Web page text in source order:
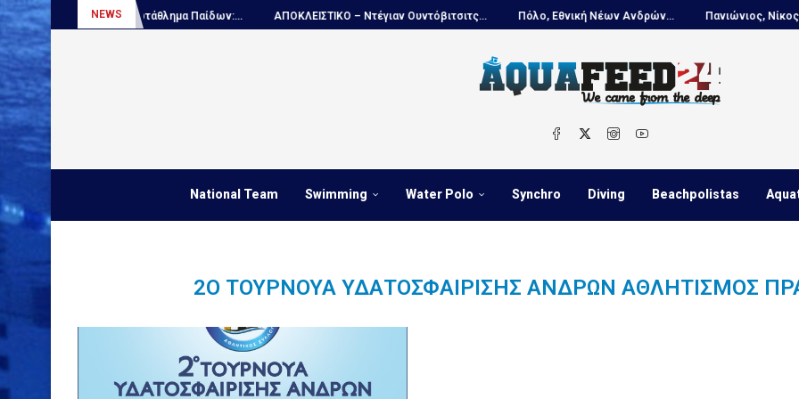
NEWS
Πόλο, Παγκόσμιο πρωτάθλημα Παίδων:... ΑΠΟΚΛΕΙΣΤΙΚΟ – Ντέγιαν Ουντόβιτσιτς... Πόλο, Εθνική Νέων Ανδρών... Πανιώνιος, Νίκος
National Team Swimming Water Polo Synchro Diving Beachpolistas
2Ο ΤΟΥΡΝΟΥΆ ΥΔΑΤΟΣΦΑΊΡΙΣΗΣ ΑΝΔΡΏΝ ΑΘΛΗΤΙΣΜΌΣ